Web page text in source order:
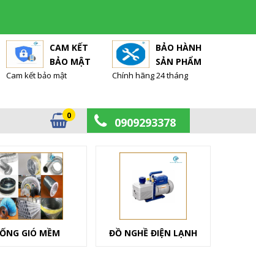
CAM KẾT
BẢO MẬT
Cam kết bảo mật
BẢO HÀNH
SẢN PHẨM
Chính hãng 24 tháng
0 0909293378
ỐNG GIÓ MỀM ĐỒ NGHỀ ĐIỆN LẠNH